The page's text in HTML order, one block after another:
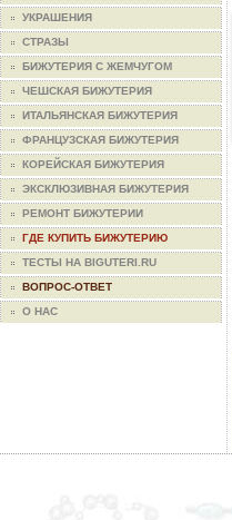
УКРАШЕНИЯ
СТРАЗЫ
БИЖУТЕРИЯ С ЖЕМЧУГОМ
ЧЕШСКАЯ БИЖУТЕРИЯ
ИТАЛЬЯНСКАЯ БИЖУТЕРИЯ
ФРАНЦУЗСКАЯ БИЖУТЕРИЯ
КОРЕЙСКАЯ БИЖУТЕРИЯ
ЭКСКЛЮЗИВНАЯ БИЖУТЕРИЯ
РЕМОНТ БИЖУТЕРИИ
ГДЕ КУПИТЬ БИЖУТЕРИЮ
ТЕСТЫ НА BIGUTERI.RU
ВОПРОС-ОТВЕТ
О НАС